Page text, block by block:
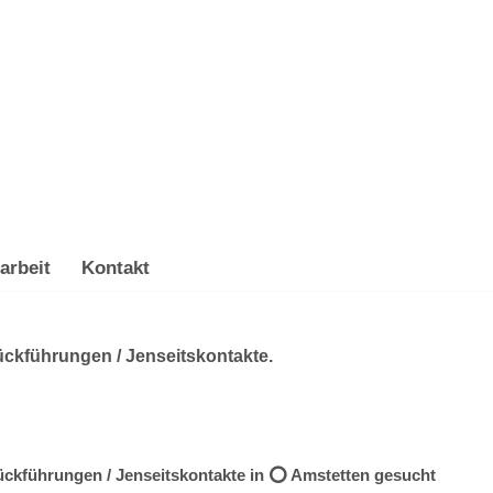
Kontakt
/ Jenseitskontakte.
/ Jenseitskontakte in ⭕ Amstetten gesucht